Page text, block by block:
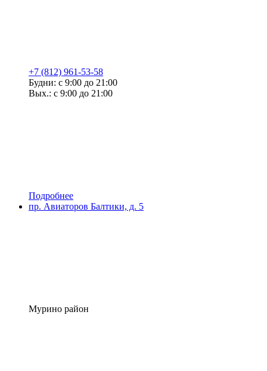
+7 (812) 961-53-58
Будни: с 9:00 до 21:00
Вых.: с 9:00 до 21:00
Подробнее
пр. Авиаторов Балтики, д. 5
Мурино район